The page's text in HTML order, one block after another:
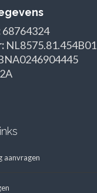
68764324
NL8575.81.454B01
links
aanvragen